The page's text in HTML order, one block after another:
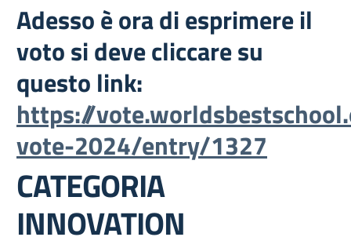
Adesso è ora di esprimere il
voto si deve cliccare su
questo link:
https://
vote-2024/entry/1327
CATEGORIA
INNOVATION